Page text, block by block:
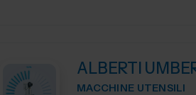
ALBERTI
MACCHINE UTENSILI